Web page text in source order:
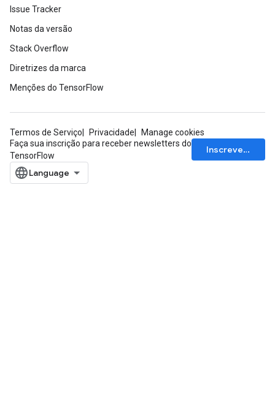
Issue Tracker
Notas da versão
Stack Overflow
Diretrizes da marca
Menções do TensorFlow
Termos de Serviço Privacidade
Manage cookies
Faça sua inscrição para receber newsletters do
TensorFlow
Inscrever-se